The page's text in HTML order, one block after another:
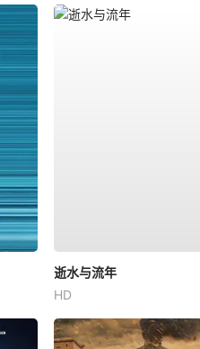
逝水与流年
HD